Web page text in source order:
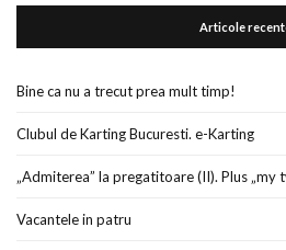
Articole
Bine ca nu a trecut prea mult timp!
Clubul de Karting Bucuresti. e-Karting
„Admiterea” la pregatitoare (II). Plus „my
Vacantele in patru